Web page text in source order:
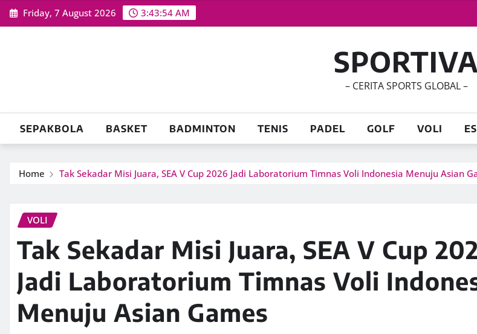
Skip
to
Friday, 7 August 2026 3:43:56 AM
SPORTIVA
– CERITA SPORTS GLOBAL –
SEPAKBOLA BASKET BADMINTON TENIS PADEL GOLF VOLI
Home Tak Sekadar Misi Juara, SEA V Cup 2026 Jadi Laboratorium Timnas Voli Indonesia Menuju Asian
VOLI
Tak Sekadar Misi Juara, SEA V Cup
Jadi Laboratorium Timnas Voli
Menuju Asian Games